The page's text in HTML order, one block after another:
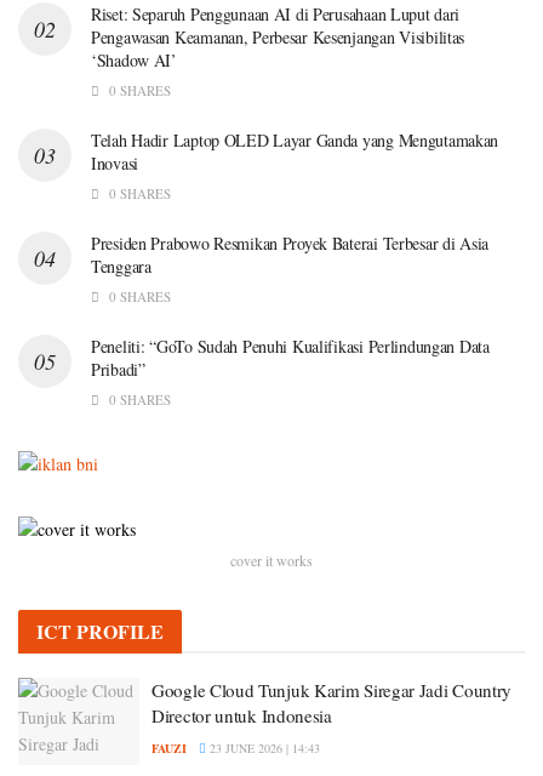
Riset: Separuh Penggunaan AI di Perusahaan Luput dari
Pengawasan Keamanan, Perbesar Kesenjangan Visibilitas
‘Shadow AI’
0 SHARES
Telah Hadir Laptop OLED Layar Ganda yang Mengutamakan
Inovasi
0 SHARES
Presiden Prabowo Resmikan Proyek Baterai Terbesar di Asia
Tenggara
0 SHARES
Peneliti: “GoTo Sudah Penuhi Kualifikasi Perlindungan Data
Pribadi”
0 SHARES
cover it works
ICT PROFILE
Google Cloud Tunjuk Karim Siregar Jadi Country
Director untuk Indonesia
FAUZI 23 JUNE 2026 | 14:43